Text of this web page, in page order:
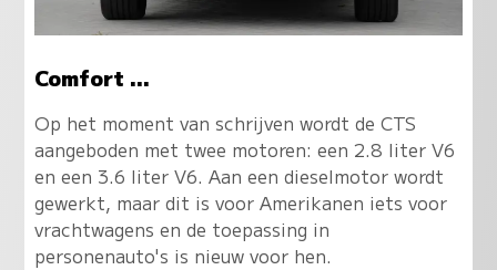
Comfort ...
Op het moment van schrijven wordt de CTS
aangeboden met twee motoren: een 2.8 liter V6
en een 3.6 liter V6. Aan een dieselmotor wordt
gewerkt, maar dit is voor Amerikanen iets voor
vrachtwagens en de toepassing in
personenauto's is nieuw voor hen.